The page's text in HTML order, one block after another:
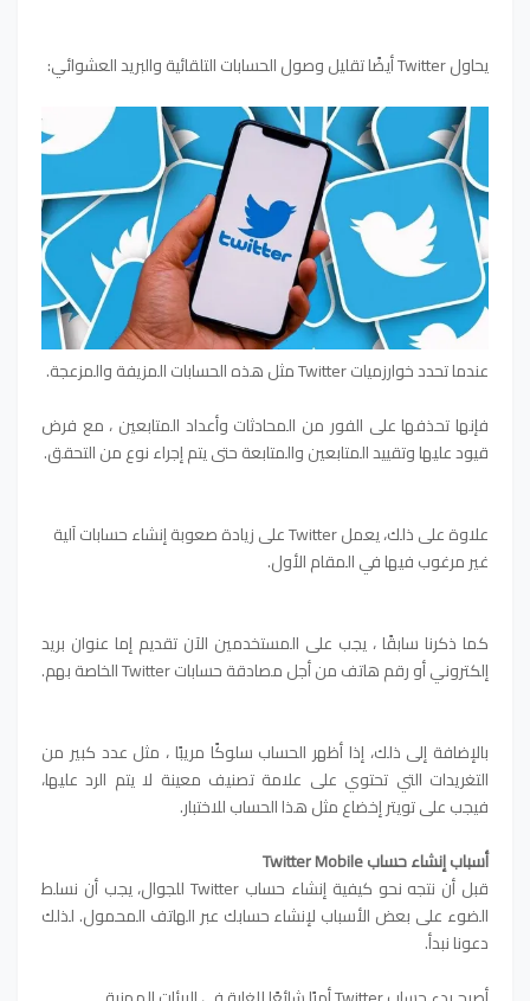
يحاول Twitter أيضًا تقليل وصول الحسابات التلقائية والبريد العشوائي:
عندما تحدد خوارزميات Twitter مثل هذه الحسابات المزيفة والمزعجة.
فإنها تحذفها على الفور من المحادثات وأعداد المتابعين ، مع فرض
قيود عليها وتقييد المتابعين والمتابعة حتى يتم إجراء نوع من التحقق.
علاوة على ذلك، يعمل Twitter على زيادة صعوبة إنشاء حسابات آلية
غير مرغوب فيها في المقام الأول.
كما ذكرنا سابقًا ، يجب على المستخدمين الآن تقديم إما عنوان بريد
إلكتروني أو رقم هاتف من أجل مصادقة حسابات Twitter الخاصة بهم.
بالإضافة إلى ذلك، إذا أظهر الحساب سلوكًا مريبًا ، مثل عدد كبير من
التغريدات التي تحتوي على علامة تصنيف معينة لا يتم الرد عليها،
فيجب على تويتر إخضاع مثل هذا الحساب للاختبار.
أسباب إنشاء حساب Twitter Mobile
قبل أن نتجه نحو كيفية إنشاء حساب Twitter للجوال، يجب أن نسلط
الضوء على بعض الأسباب لإنشاء حسابك عبر الهاتف المحمول. لذلك
دعونا نبدأ.